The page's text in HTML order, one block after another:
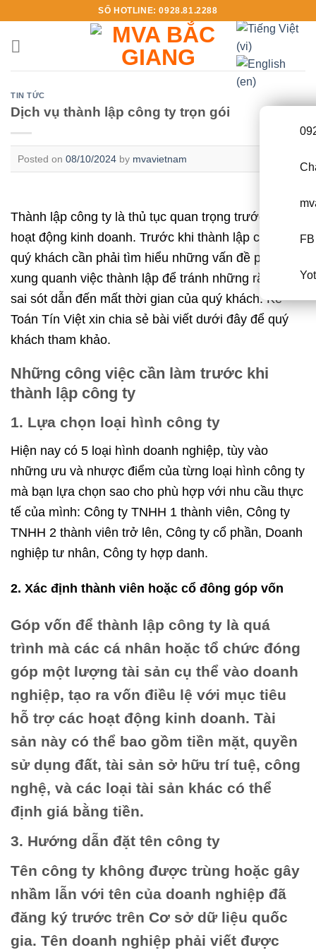
content
SỐ HOTLINE: 0928.81.2288
TIN TỨC
Dịch vụ thành lập công ty trọn gói
Posted on 08/10/2024 by mvavietnam
Thành lập công ty là thủ tục quan trọng trước khi
hoạt động kinh doanh. Trước khi thành lập công ty,
quý khách cần phải tìm hiểu những vấn đề pháp lý
xung quanh việc thành lập để tránh những rắc rối và
sai sót dẫn đến mất thời gian của quý khách. Kế
Toán Tín Việt xin chia sẻ bài viết dưới đây để quý
khách tham khảo.
Những công việc cần làm trước khi
thành lập công ty
1. Lựa chọn loại hình công ty
Hiện nay có 5 loại hình doanh nghiệp, tùy vào
những ưu và nhược điểm của từng loại hình công ty
mà bạn lựa chọn sao cho phù hợp với nhu cầu thực
tế của mình: Công ty TNHH 1 thành viên, Công ty
TNHH 2 thành viên trở lên, Công ty cổ phần, Doanh
nghiệp tư nhân, Công ty hợp danh.
2. Xác định thành viên hoặc cổ đông góp vốn
Góp vốn để thành lập công ty là quá
trình mà các cá nhân hoặc tổ chức đóng
góp một lượng tài sản cụ thể vào doanh
nghiệp, tạo ra vốn điều lệ với mục tiêu
hỗ trợ các hoạt động kinh doanh. Tài
sản này có thể bao gồm tiền mặt, quyền
sử dụng đất, tài sản sở hữu trí tuệ, công
nghệ, và các loại tài sản khác có thể
định giá bằng tiền.
3. Hướng dẫn đặt tên công ty
Tên công ty không được trùng hoặc gây
nhầm lẫn với tên của doanh nghiệp đã
đăng ký trước trên Cơ sở dữ liệu quốc
gia. Tên doanh nghiệp phải viết được